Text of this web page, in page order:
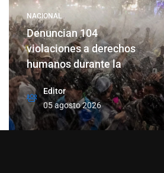
NACIONAL
Denuncian 104
violaciones a derechos
humanos durante la
Editor
05 agosto 2026